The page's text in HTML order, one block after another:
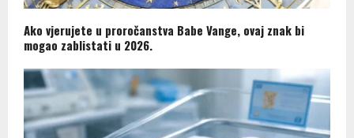
Ako vjerujete u proročanstva Babe Vange, ovaj znak bi
mogao zablistati u 2026.